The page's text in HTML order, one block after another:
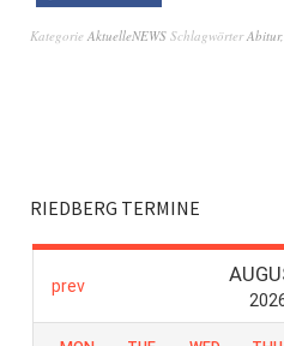
Kategorie AktuelleNEWS SchlagwörterAbitur,
RIEDBERG TERMINE